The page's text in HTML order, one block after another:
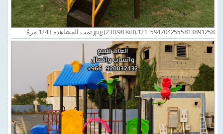
5947042555813891258_121.jpg (230.98 KiB) تمت المشاهدة 1243 مرةً